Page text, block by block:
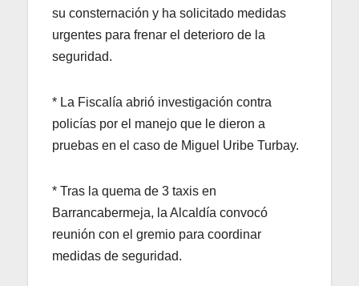
su consternación y ha solicitado medidas
urgentes para frenar el deterioro de la
seguridad.
* La Fiscalía abrió investigación contra
policías por el manejo que le dieron a
pruebas en el caso de Miguel Uribe Turbay.
* Tras la quema de 3 taxis en
Barrancabermeja, la Alcaldía convocó
reunión con el gremio para coordinar
medidas de seguridad.